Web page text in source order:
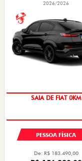
2026/2026
SAIA DE FIAT 0KM
PESSOA FÍSICA
De: R$ 183.490,00